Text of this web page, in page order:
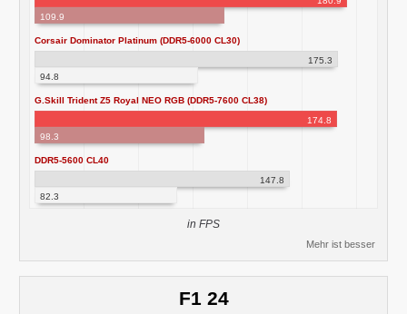
109.9
Corsair Dominator Platinum (DDR5-6000 CL30)
175.3
94.8
G.Skill Trident Z5 Royal NEO RGB (DDR5-7600 CL38)
174.8
98.3
DDR5-5600 CL40
147.8
82.3
in FPS
Mehr ist besser
F1 24